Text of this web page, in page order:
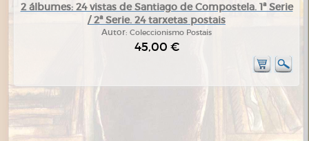
2 álbumes: 24 vistas de Santiago de Compostela. 1ª Serie
/ 2ª Serie. 24 tarxetas postais
Autor: Coleccionismo Postais
45,00 €